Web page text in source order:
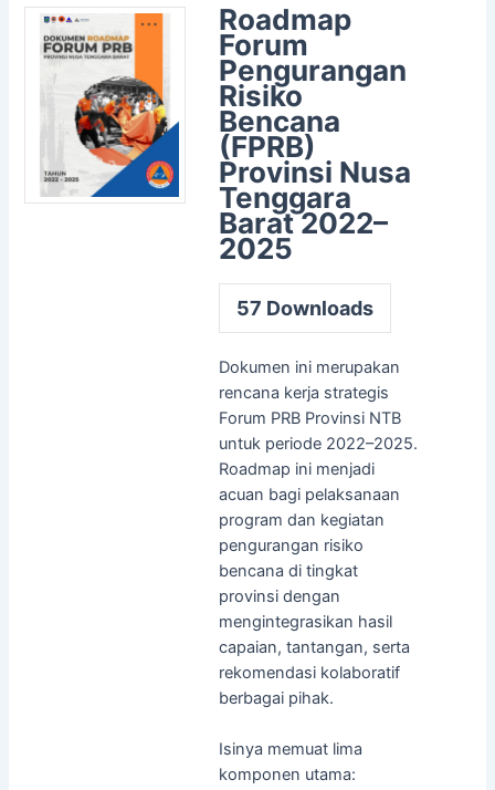
Roadmap
Forum
Pengurangan
Risiko
Bencana
(FPRB)
Provinsi Nusa
Tenggara
Barat 2022–
2025
57 Downloads
Dokumen ini merupakan
rencana kerja strategis
Forum PRB Provinsi NTB
untuk periode 2022–2025.
Roadmap ini menjadi
acuan bagi pelaksanaan
program dan kegiatan
pengurangan risiko
bencana di tingkat
provinsi dengan
mengintegrasikan hasil
capaian, tantangan, serta
rekomendasi kolaboratif
berbagai pihak.
Isinya memuat lima
komponen utama: